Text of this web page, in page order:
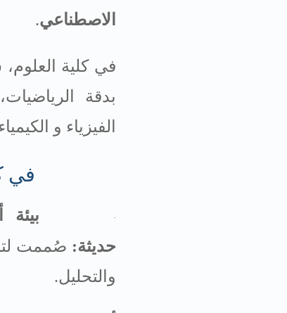
الاصطناعي.
في كلية
بدقة
الفيزياء و الكيمياء
في
·
حديثة: صُممت
والتحليل.